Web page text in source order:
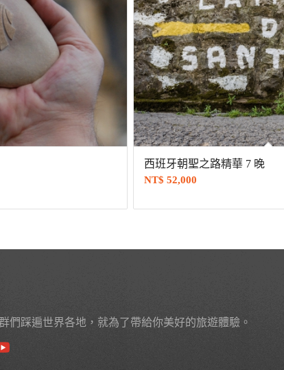
西班牙朝聖之路精華 7 晚
NT$ 52,000
們踩遍世界各地，就為了帶給你美好的旅遊體驗。